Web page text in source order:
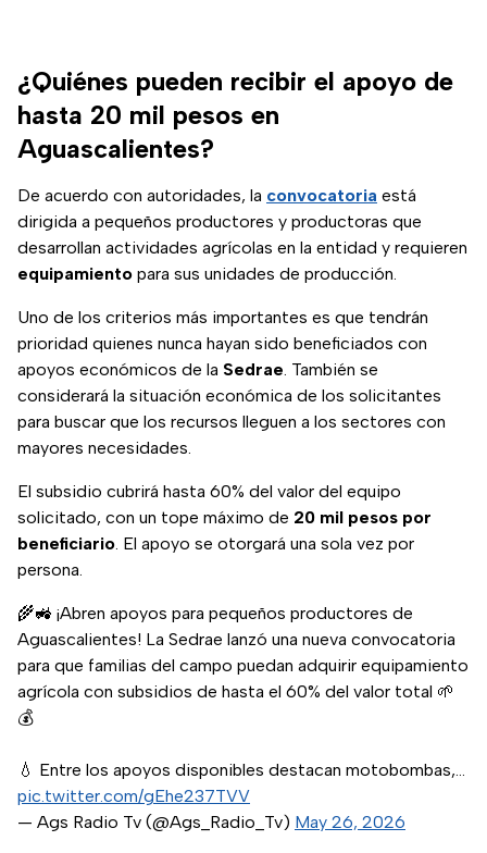
¿Quiénes pueden recibir el apoyo de
hasta 20 mil pesos en
Aguascalientes?
De acuerdo con autoridades, la convocatoria está
dirigida a pequeños productores y productoras que
desarrollan actividades agrícolas en la entidad y requieren
equipamiento para sus unidades de producción.
Uno de los criterios más importantes es que tendrán
prioridad quienes nunca hayan sido beneficiados con
apoyos económicos de la Sedrae. También se
considerará la situación económica de los solicitantes
para buscar que los recursos lleguen a los sectores con
mayores necesidades.
El subsidio cubrirá hasta 60% del valor del equipo
solicitado, con un tope máximo de 20 mil pesos por
beneficiario. El apoyo se otorgará una sola vez por
persona.
🌾🚜 ¡Abren apoyos para pequeños productores de
Aguascalientes! La Sedrae lanzó una nueva convocatoria
para que familias del campo puedan adquirir equipamiento
agrícola con subsidios de hasta el 60% del valor total 🌱
💰
💧 Entre los apoyos disponibles destacan motobombas,…
pic.twitter.com/gEhe237TVV
— Ags Radio Tv (@Ags_Radio_Tv) May 26, 2026